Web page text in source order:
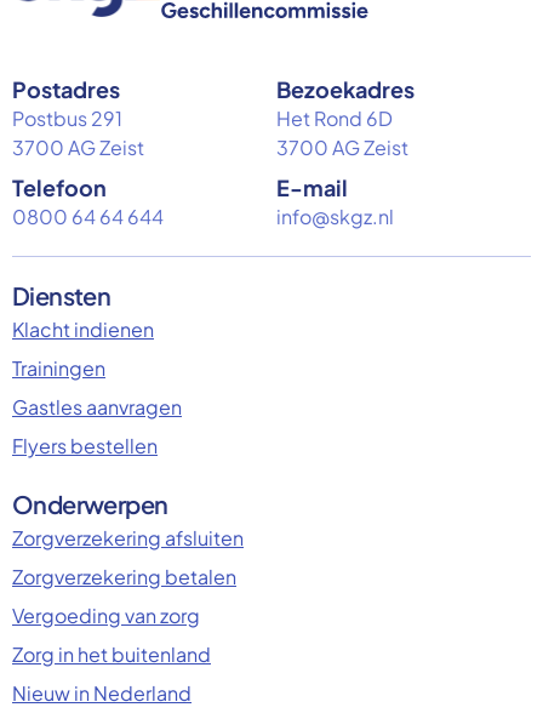
Postadres
Postbus 291
3700 AG Zeist
Bezoekadres
Het Rond 6D
3700 AG Zeist
Telefoon
0800 64 64 644
E-mail
info@skgz.nl
Diensten
Klacht indienen
Trainingen
Gastles aanvragen
Flyers bestellen
Onderwerpen
Zorgverzekering afsluiten
Zorgverzekering betalen
Vergoeding van zorg
Zorg in het buitenland
Nieuw in Nederland